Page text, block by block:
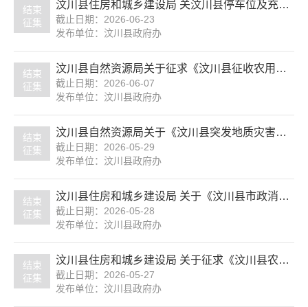
结束
征集
汶川县住房和城乡建设局 关汶川县停车位及充电桩有偿使用经营权出让项目公开征求意见
截止日期：2026-06-23
发布单位：汶川县政府办
结束
征集
汶川县自然资源局关于征求《汶川县征收农用地区片综合地价修订成果》公开征集意见
截止日期：2026-06-07
发布单位：汶川县政府办
结束
征集
汶川县自然资源局关于《汶川县突发地质灾害应急预案（2026年度修订）》(征求意见稿)面向社会公开征求意见
截止日期：2026-05-29
发布单位：汶川县政府办
结束
征集
汶川县住房和城乡建设局 关于《汶川县市政消防设施管理办法（征求意见稿）》公开征求意见
截止日期：2026-05-28
发布单位：汶川县政府办
结束
征集
汶川县住房和城乡建设局 关于征求《汶川县农村住房建设管理办法（征求意见稿）》公众意见的公告
截止日期：2026-05-27
发布单位：汶川县政府办